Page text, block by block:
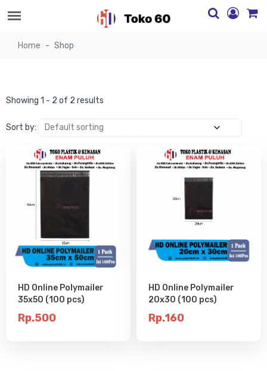
Home Shop
Showing 1 - 2 of 2 results
Sort by:
HD Online Polymailer
35x50 (100 pcs)
Rp.500
HD Online Polymailer
20x30 (100 pcs)
Rp.160